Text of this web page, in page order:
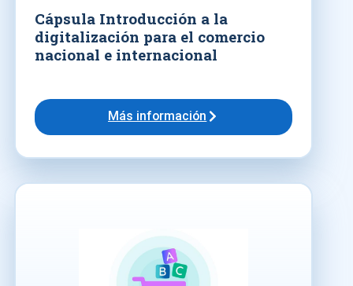
Cápsula Introducción a la
digitalización para el comercio
nacional e internacional
Más información